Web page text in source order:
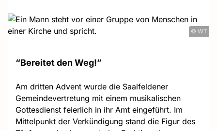
© WT
“Bereitet den Weg!”
Am dritten Advent wurde die Saalfeldener
Gemeindevertretung mit einem musikalischen
Gottesdienst feierlich in ihr Amt eingeführt. Im
Mittelpunkt der Verkündigung stand die Figur des